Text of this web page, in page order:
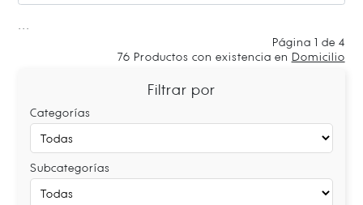
Página 1 de 4
76 Productos con existencia en Domicilio
Filtrar por
Categorías
Subcategorías